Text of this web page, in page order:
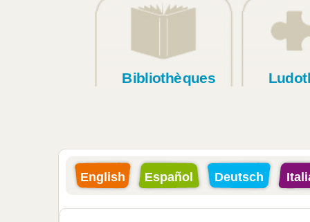
Bibliothèques
English Español Deutsch